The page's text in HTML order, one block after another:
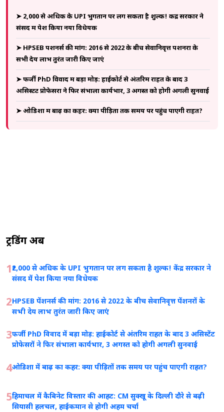
➤ ₹2,000 से अधिक के UPI भुगतान पर लग सकता है शुल्क! केंद्र सरकार ने
संसद में पेश किया नया विधेयक
➤ HPSEB पेंशनर्स की मांग: 2016 से 2022 के बीच सेवानिवृत्त पेंशनरों के
सभी देय लाभ तुरंत जारी किए जाएं
➤ फर्जी PhD विवाद में बड़ा मोड़: हाईकोर्ट से अंतरिम राहत के बाद 3
असिस्टेंट प्रोफेसरों ने फिर संभाला कार्यभार, 3 अगस्त को होगी अगली सुनवाई
➤ ओडिशा में बाढ़ का कहर: क्या पीड़ितों तक समय पर पहुंच पाएगी राहत?
ट्रेंडिंग अब
1₹2,000 से अधिक के UPI भुगतान पर लग सकता है शुल्क! केंद्र सरकार ने
संसद में पेश किया नया विधेयक
2HPSEB पेंशनर्स की मांग: 2016 से 2022 के बीच सेवानिवृत्त पेंशनरों के
सभी देय लाभ तुरंत जारी किए जाएं
3फर्जी PhD विवाद में बड़ा मोड़: हाईकोर्ट से अंतरिम राहत के बाद 3 असिस्टेंट
प्रोफेसरों ने फिर संभाला कार्यभार, 3 अगस्त को होगी अगली सुनवाई
4ओडिशा में बाढ़ का कहर: क्या पीड़ितों तक समय पर पहुंच पाएगी राहत?
5हिमाचल में कैबिनेट विस्तार की आहट: CM सुक्खू के दिल्ली दौरे से बढ़ी
सियासी हलचल, हाईकमान से होगी अहम चर्चा